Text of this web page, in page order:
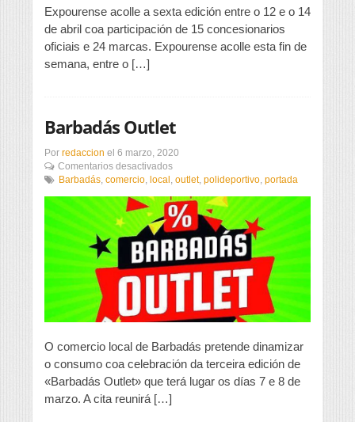
Expourense acolle a sexta edición entre o 12 e o 14
de abril coa participación de 15 concesionarios
oficiais e 24 marcas. Expourense acolle esta fin de
semana, entre o […]
Barbadás Outlet
Por redaccion el 6 marzo, 2020
Comentarios desactivadosen
Barbadás
Barbadás, comercio, local, outlet, polideportivo, portada
O comercio local de Barbadás pretende dinamizar
o consumo coa celebración da terceira edición de
«Barbadás Outlet» que terá lugar os días 7 e 8 de
marzo. A cita reunirá […]